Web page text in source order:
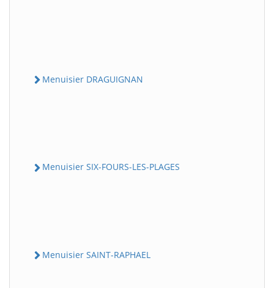
Menuisier DRAGUIGNAN
Menuisier SIX-FOURS-LES-PLAGES
Menuisier SAINT-RAPHAEL